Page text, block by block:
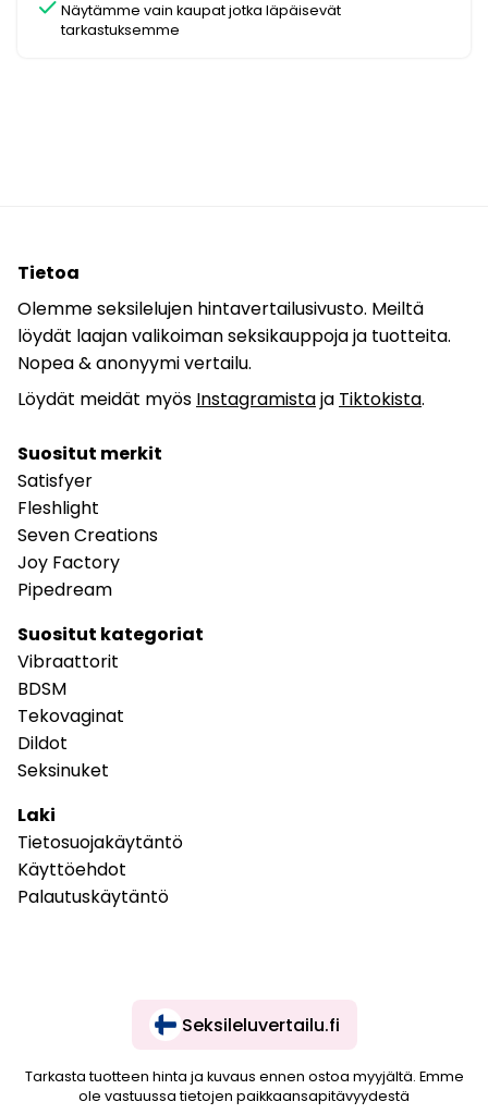
check Näytämme vain kaupat jotka läpäisevät
tarkastuksemme
Tietoa
Olemme seksilelujen hintavertailusivusto. Meiltä
löydät laajan valikoiman seksikauppoja ja tuotteita.
Nopea & anonyymi vertailu.
Löydät meidät myös Instagramistaja Tiktokista.
Suositut merkit
Satisfyer
Fleshlight
Seven Creations
Joy Factory
Pipedream
Suositut kategoriat
Vibraattorit
BDSM
Tekovaginat
Dildot
Seksinuket
Laki
Tietosuojakäytäntö
Käyttöehdot
Palautuskäytäntö
Seksileluvertailu.fi
Tarkasta tuotteen hinta ja kuvaus ennen ostoa myyjältä. Emme
ole vastuussa tietojen paikkaansapitävyydestä